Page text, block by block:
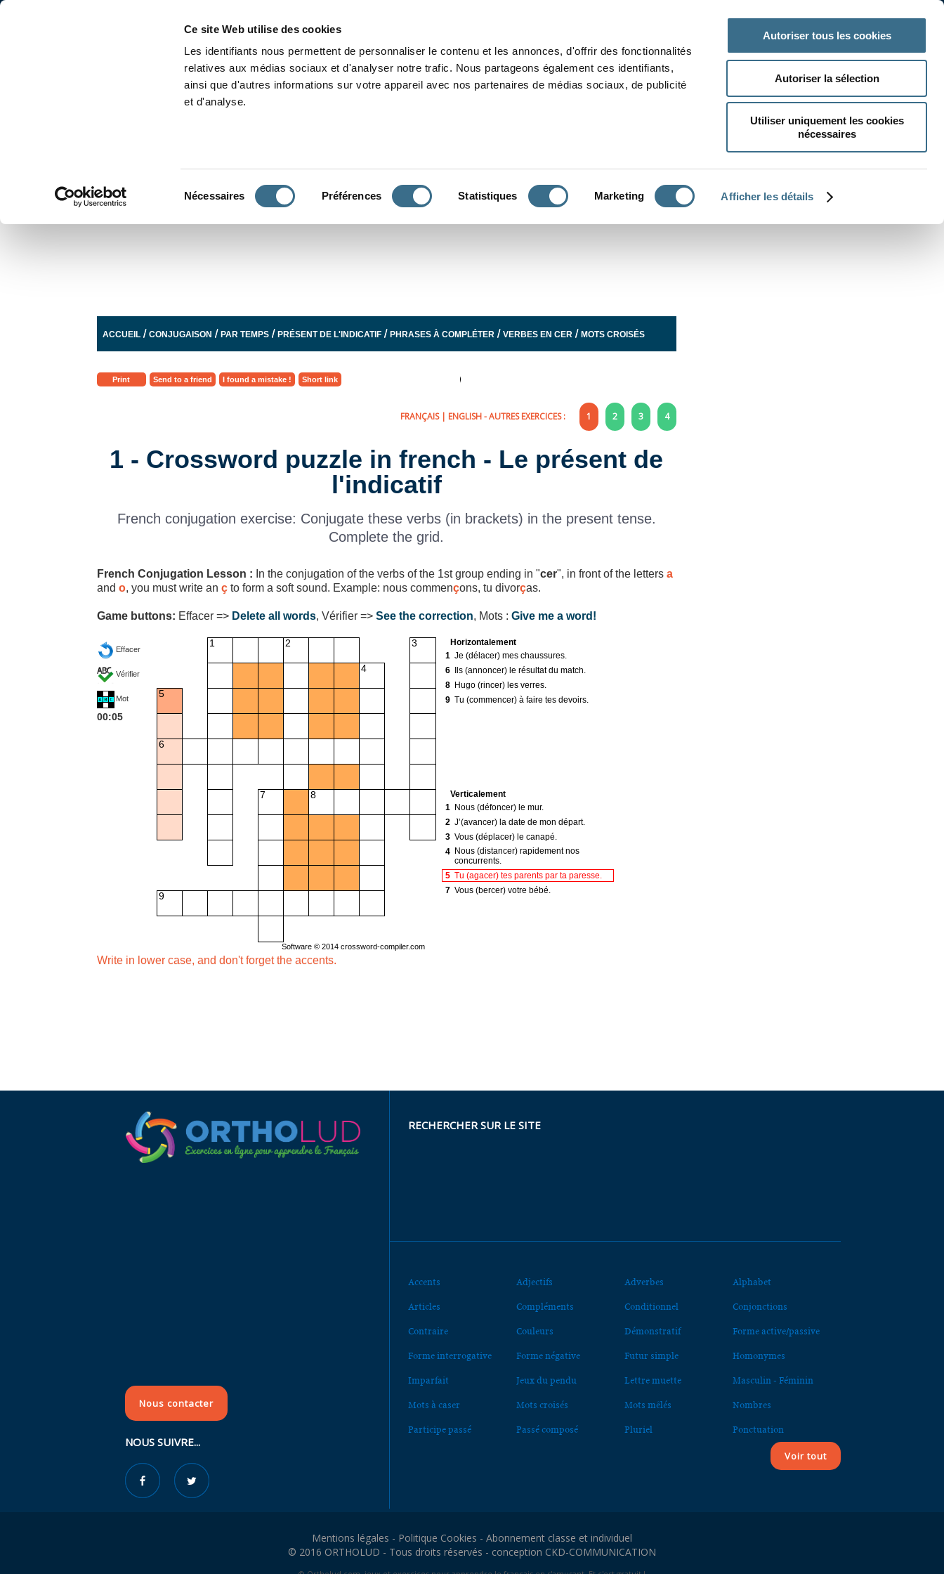
Ce site Web utilise des cookies
Les identifiants nous permettent de personnaliser le contenu et les annonces, d'offrir des fonctionnalités
relatives aux médias sociaux et d'analyser notre trafic. Nous partageons également ces identifiants,
ainsi que d'autres informations sur votre appareil avec nos partenaires de médias sociaux, de publicité
et d'analyse.
Nécessaires Préférences Statistiques Marketing Afficher les détails
Autoriser tous les cookies
Autoriser la sélection
Utiliser uniquement les cookies
nécessaires
ACCUEIL/ CONJUGAISON / PAR TEMPS/ PRÉSENT DE L'INDICATIF/ PHRASES À COMPLÉTER / VERBES EN CER / MOTS CROISÉS
Print Send to a friend I found a mistake ! Short link
FRANÇAIS| ENGLISH- AUTRES EXERCICES : 1 2 3 4
1 - Crossword puzzle in french - Le présent de
l'indicatif
French conjugation exercise: Conjugate these verbs (in brackets) in the present tense.
Complete the grid.
French Conjugation Lesson : In the conjugation of the verbs of the 1st group ending in "cer", in front of the letters a
and o, you must write an çto form a soft sound. Example: nous commençons, tu divorças.
Game buttons: Effacer => Delete all words, Vérifier => See the correction, Mots : Give me a word!
Effacer
Vérifier
Mot
00:06
Horizontalement
1 Je (délacer) mes chaussures.
6
Ils (annoncer) le résultat du match.
8 Hugo (rincer) les verres.
9 Tu (commencer) à faire tes devoirs.
Verticalement
1 Nous (défoncer) le mur.
2 J’(avancer) la date de mon départ.
3 Vous (déplacer) le canapé.
4 Nous (distancer) rapidement nos
concurrents.
5 Tu (agacer) tes parents par ta paresse.
7 Vous (bercer) votre bébé.
5
6
9
1
7
2
8
4
3
Software © 2014 crossword-compiler.com
Write in lower case, and don't forget the accents.
Nous contacter
NOUS SUIVRE...
RECHERCHER SUR LE SITE
Accents Adjectifs Adverbes Alphabet
Articles Compléments Conditionnel Conjonctions
Contraire Couleurs Démonstratif Forme active/passive
Forme interrogative Forme négative Futur simple Homonymes
Imparfait Jeux du pendu Lettre muette Masculin - Féminin
Mots à caser Mots croisés Mots mêlés Nombres
Participe passé Passé composé Pluriel Ponctuation
Voir tout
Mentions légales - Politique Cookies - Abonnement classe et individuel
© 2016 ORTHOLUD - Tous droits réservés - conception CKD-COMMUNICATION